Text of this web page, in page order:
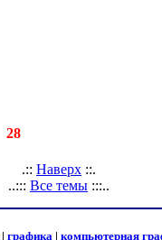
28
.:: Наверх ::.
..::: Все темы :::..
| графика | компьютерная